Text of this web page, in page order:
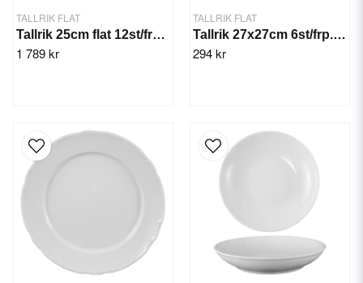
TALLRIK FLAT
Tallrik 25cm flat 12st/frp. Mellow Lona
1 789 kr
TALLRIK FLAT
Tallrik 27x27cm 6st/frp. Vanity
294 kr